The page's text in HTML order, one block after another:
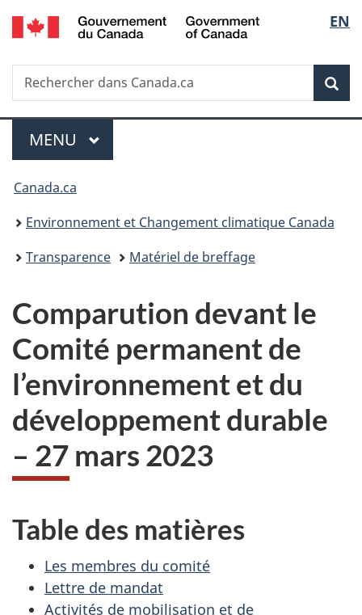
Passer
au
principal
Passer
à
Au
du
Passer
à
version
simplifiée
de
la
EN
Recherche
Rechercher
dans
Menu
MENU PRINCIPAL
Vous
êtes
ici :
Canada.ca
Environnement et Changement climatique Canada
Transparence
Matériel de breffage
Comparution devant le
Comité permanent de
l’environnement et du
développement durable
– 27 mars 2023
Table des matières
Les membres du comité
Lettre de mandat
Activités de mobilisation et de